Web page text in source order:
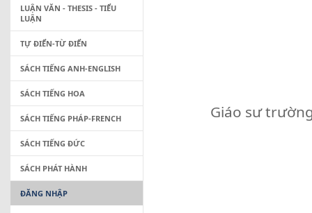
Giáo sư
LUẬN VĂN - THESIS - TIỂU
LUẬN
TỰ ĐIỂN-TỪ ĐIỂN
SÁCH TIẾNG ANH-ENGLISH
SÁCH TIẾNG HOA
SÁCH TIẾNG PHÁP-FRENCH
SÁCH TIẾNG ĐỨC
SÁCH PHÁT HÀNH
ĐĂNG NHẬP